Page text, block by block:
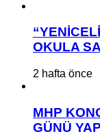
OKULA
2 hafta önce
MHP
GÜNÜ